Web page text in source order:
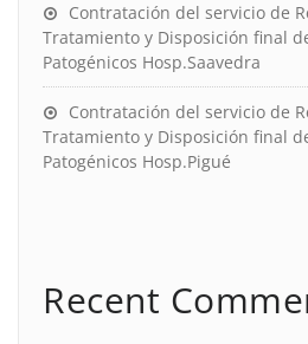
Contratación del servicio de
Tratamiento y Disposición final
Patogénicos Hosp.Saavedra
Contratación del servicio de
Tratamiento y Disposición final
Patogénicos Hosp.Pigué
Recent